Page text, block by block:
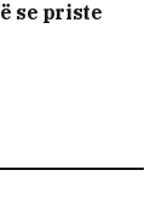
se priste